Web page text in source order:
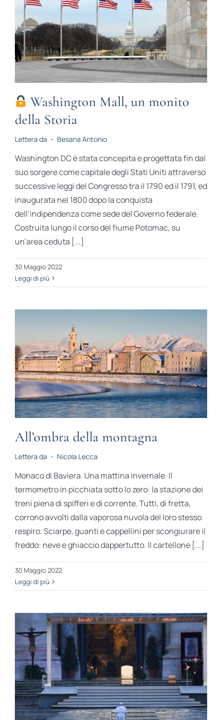
Washington Mall, un monito
della Storia
Lettera da - Besana Antonio
Washington DC è stata concepita e progettata fin dal
suo sorgere come capitale degli Stati Uniti attraverso
successive leggi del Congresso tra il 1790 ed il 1791, ed
inaugurata nel 1800 dopo la conquista
dell’indipendenza come sede del Governo federale.
Costruita lungo il corso del fiume Potomac, su
un’area ceduta [...]
30 Maggio 2022
Leggi di più
All’ombra della montagna
Lettera da - Nicola Lecca
Monaco di Baviera. Una mattina invernale. Il
termometro in picchiata sotto lo zero: la stazione dei
treni piena di spifferi e di corrente. Tutti, di fretta,
corrono avvolti dalla vaporosa nuvola del loro stesso
respiro. Sciarpe, guanti e cappellini per scongiurare il
freddo: neve e ghiaccio dappertutto. Il cartellone [...]
30 Maggio 2022
Leggi di più